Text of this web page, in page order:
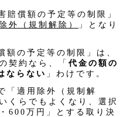
賠償額の予定等の制限」
外（規制解除）
」となり
額の予定等の制限」は、
契約なら、「 代金の額の
ならない 」わけです。
「適用除外（規制解
くらでもよくなり、選択
600万円」とする取り決